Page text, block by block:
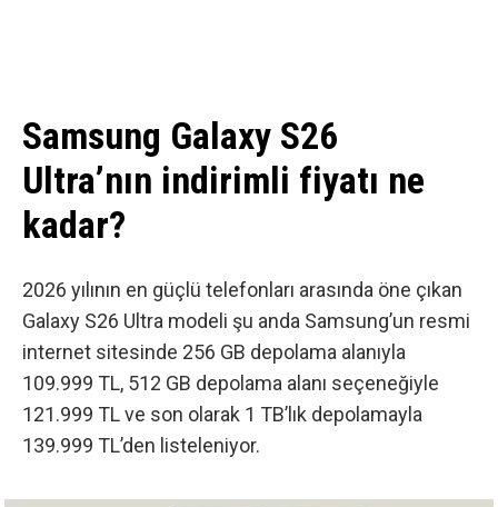
Samsung Galaxy S26
Ultra’nın indirimli fiyatı ne
kadar?
2026 yılının en güçlü telefonları arasında öne çıkan
Galaxy S26 Ultra modeli şu anda Samsung’un resmi
internet sitesinde 256 GB depolama alanıyla
109.999 TL, 512 GB depolama alanı seçeneğiyle
121.999 TL ve son olarak 1 TB’lık depolamayla
139.999 TL’den listeleniyor.